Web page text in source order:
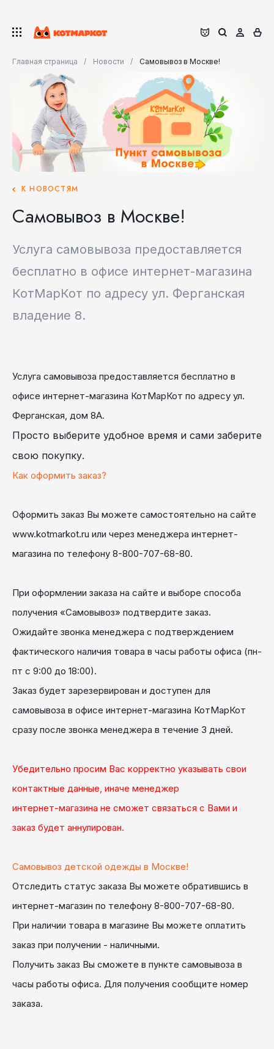
Главная страница Новости Самовывоз в Москве!
К НОВОСТЯМ
Самовывоз в Москве!
Услуга самовывоза предоставляется
бесплатно в офисе интернет-магазина
КотМарКот по адресу ул. Ферганская
владение 8.
Услуга самовывоза предоставляется бесплатно в
офисе интернет-магазина КотМарКот по адресу ул.
Ферганская, дом 8А.
Просто выберите удобное время и сами заберите
свою покупку.
Как оформить заказ?
Оформить заказ Вы можете самостоятельно на сайте
www.kotmarkot.ru или через менеджера интернет-
магазина по телефону 8-800-707-68-80.
При оформлении заказа на сайте и выборе способа
получения «Самовывоз» подтвердите заказ.
Ожидайте звонка менеджера с подтверждением
фактического наличия товара в часы работы офиса (пн-
пт с 9:00 до 18:00).
Заказ будет зарезервирован и доступен для
самовывоза в офисе интернет-магазина КотМарКот
сразу после звонка менеджера в течение 3 дней.
Убедительно просим Вас корректно указывать свои
контактные данные, иначе менеджер
интернет-магазина не сможет связаться с Вами и
заказ будет аннулирован.
Самовывоз детской одежды в Москве!
Отследить статус заказа Вы можете обратившись в
интернет-магазин по телефону 8-800-707-68-80.
При наличии товара в магазине Вы можете оплатить
заказ при получении - наличными.
Получить заказ Вы сможете в пункте самовывоза в
часы работы офиса. Для получения сообщите номер
заказа.